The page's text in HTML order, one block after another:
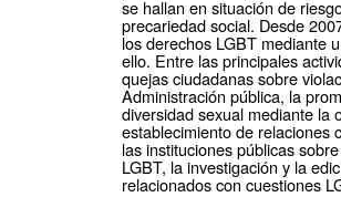
se hallan en situación de
precariedad social. Desde
los derechos LGBT mediante
ello. Entre las principales
quejas ciudadanas sobre
Administración pública, la
diversidad sexual mediante la
establecimiento de relaciones
las instituciones públicas
LGBT, la investigación y la
relacionados con cuestiones